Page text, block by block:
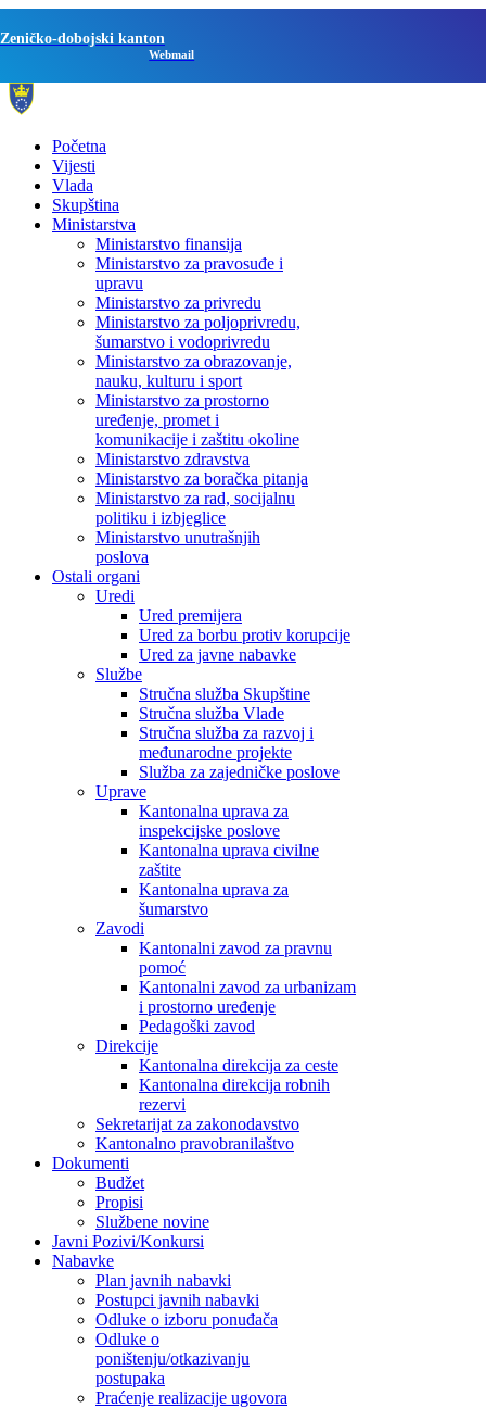
Zeničko-dobojski kanton
Webmail
Početna
Vijesti
Vlada
Skupština
Ministarstva
Ministarstvo finansija
Ministarstvo za pravosuđe i
upravu
Ministarstvo za privredu
Ministarstvo za poljoprivredu,
šumarstvo i vodoprivredu
Ministarstvo za obrazovanje,
nauku, kulturu i sport
Ministarstvo za prostorno
uređenje, promet i
komunikacije i zaštitu okoline
Ministarstvo zdravstva
Ministarstvo za boračka pitanja
Ministarstvo za rad, socijalnu
politiku i izbjeglice
Ministarstvo unutrašnjih
poslova
Ostali organi
Uredi
Ured premijera
Ured za borbu protiv korupcije
Ured za javne nabavke
Službe
Stručna služba Skupštine
Stručna služba Vlade
Stručna služba za razvoj i
međunarodne projekte
Služba za zajedničke poslove
Uprave
Kantonalna uprava za
inspekcijske poslove
Kantonalna uprava civilne
zaštite
Kantonalna uprava za
šumarstvo
Zavodi
Kantonalni zavod za pravnu
pomoć
Kantonalni zavod za urbanizam
i prostorno uređenje
Pedagoški zavod
Direkcije
Kantonalna direkcija za ceste
Kantonalna direkcija robnih
rezervi
Sekretarijat za zakonodavstvo
Kantonalno pravobranilaštvo
Dokumenti
Budžet
Propisi
Službene novine
Javni Pozivi/Konkursi
Nabavke
Plan javnih nabavki
Postupci javnih nabavki
Odluke o izboru ponuđača
Odluke o
poništenju/otkazivanju
postupaka
Praćenje realizacije ugovora